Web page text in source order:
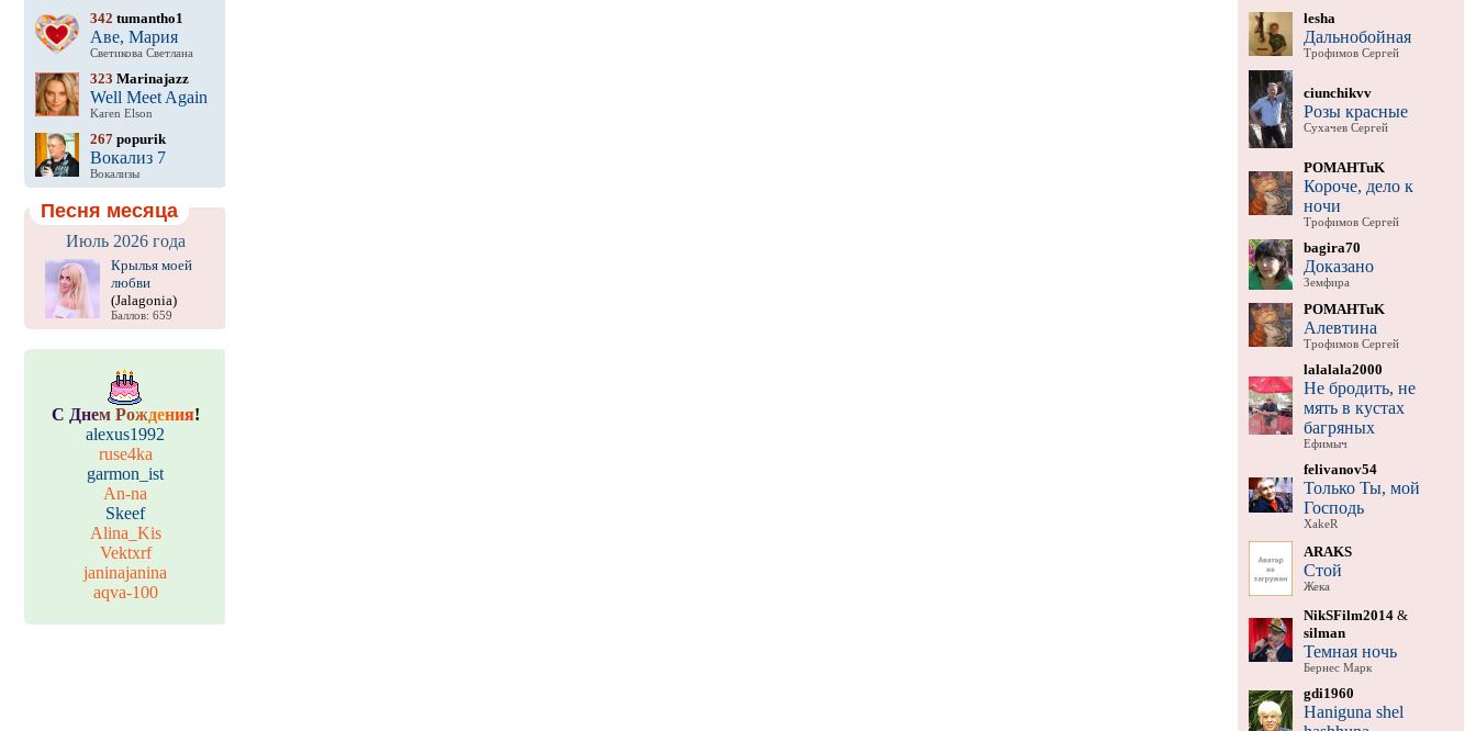
342 tumantho1
Аве, Мария
Светикова Светлана
323 Marinajazz
Well Meet Again
Karen Elson
267popurik
Вокализ 7
Вокализы
Песня месяца
Июль 2026 года
Крылья моей
любви
(Jalagonia)
Баллов: 659
С Днем Рождения!
alexus1992
ruse4ka
garmon_ist
An-na
Skeef
Alina_Kis
Vektxrf
janinajanina
aqva-100
lesha
Дальнобойная
Трофимов Сергей
ciunchikvv
Розы красные
Сухачев Сергей
POMAHTuK
Короче, дело к
ночи
Трофимов Сергей
bagira70
Доказано
Земфира
POMAHTuK
Алевтина
Трофимов Сергей
lalalala2000
Не бродить, не
мять в кустах
багряных
Ефимыч
felivanov54
Только Ты, мой
Господь
XakeR
ARAKS
Стой
Жека
NikSFilm2014&
silman
Темная ночь
Бернес Марк
gdi1960
Haniguna shel